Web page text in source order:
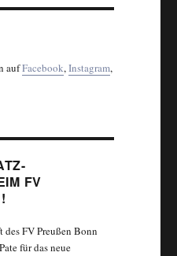
aufFacebook,Instagram,
FV
FV Preußen Bonn
für das neue